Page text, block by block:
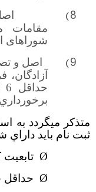
8)
شوراهای
9)
اصل و
متذكر مي­گردد
ثبت نام بايد داراي
Ø
Ø حداقل سن 25